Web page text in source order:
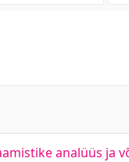
analüüs ja